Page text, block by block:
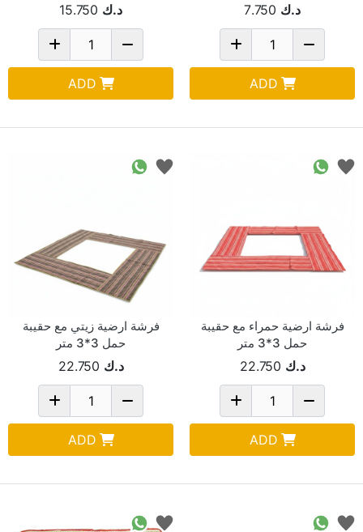
د.ك 7.750
ADD
د.ك 15.750
ADD
فرشة ارضية حمراء مع حقيبة
حمل 3*3 متر
د.ك 22.750
ADD
فرشة ارضية زيتي مع حقيبة
حمل 3*3 متر
د.ك 22.750
ADD